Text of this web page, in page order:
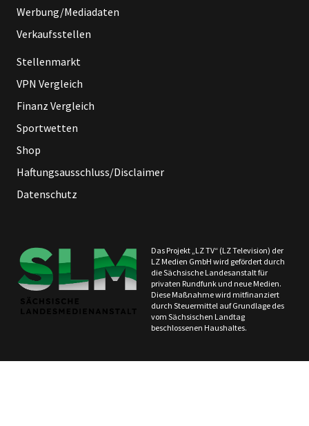
Werbung/Mediadaten
Verkaufsstellen
Stellenmarkt
VPN Vergleich
Finanz Vergleich
Sportwetten
Shop
Haftungsausschluss/Disclaimer
Datenschutz
Das Projekt „LZ TV“ (LZ Television) der
LZ Medien GmbH wird gefördert durch
die Sächsische Landesanstalt für
privaten Rundfunk und neue Medien.
Diese Maßnahme wird mitfinanziert
durch Steuermittel auf Grundlage des
vom Sächsischen Landtag
beschlossenen Haushaltes.